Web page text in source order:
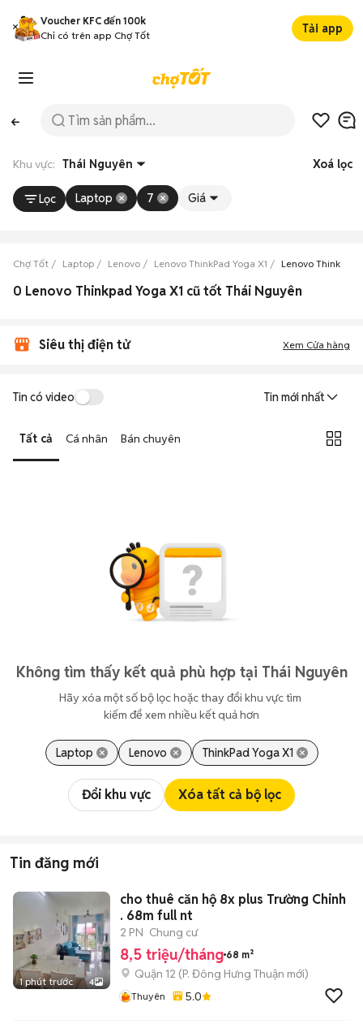
Voucher KFC đến 100k
Chỉ có trên app Chợ Tốt
Tải app
Khu vực: Thái Nguyên Xoá lọc
Lọc Laptop 7 Giá
Chợ Tốt Laptop Lenovo Lenovo ThinkPad Yoga X1 Lenovo ThinkPad
0 Lenovo Thinkpad Yoga X1 cũ tốt Thái Nguyên
Siêu thị điện tử Xem Cửa hàng
Tin có video Tin mới nhất
Tất cả Cá nhân Bán chuyên
Không tìm thấy kết quả phù hợp tại Thái Nguyên
Hãy xóa một số bộ lọc hoặc thay đổi khu vực tìm
kiếm để xem nhiều kết quả hơn
Laptop Lenovo ThinkPad Yoga X1
Đổi khu vực Xóa tất cả bộ lọc
Tin đăng mới
1 phút trước 4
cho thuê căn hộ 8x plus Trường Chinh
. 68m full nt
2 PN Chung cư
8,5 triệu/tháng 68 m²
Quận 12 (P. Đông Hưng Thuận mới)
Thuyên 5.0